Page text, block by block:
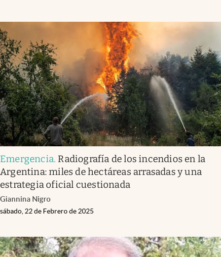
Emergencia. Radiografía de los incendios en la
Argentina: miles de hectáreas arrasadas y una
estrategia oficial cuestionada
Giannina Nigro
sábado, 22 de Febrero de 2025